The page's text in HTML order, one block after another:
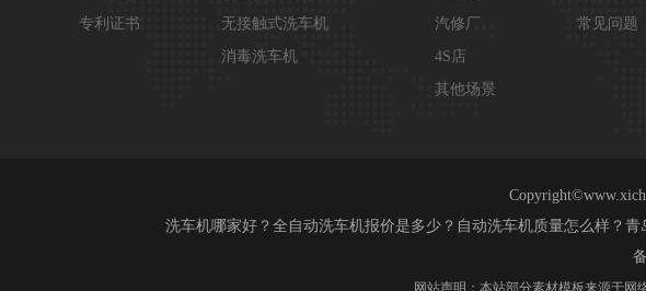
专利证书
无接触式洗车机
消毒洗车机
汽修厂
4S店
其他场景
常见问题
洗车机哪家好？全自动洗车机报价是多少？自动洗车机质量怎么样？
网站声明：本站部分素材模板来源于网